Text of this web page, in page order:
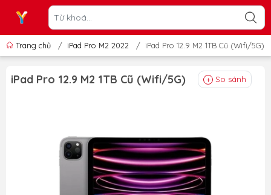
Trang chủ / iPad Pro M2 2022 / iPad Pro 12.9 M2 1TB Cũ (Wifi/5G)
iPad Pro 12.9 M2 1TB Cũ (Wifi/5G) So sánh